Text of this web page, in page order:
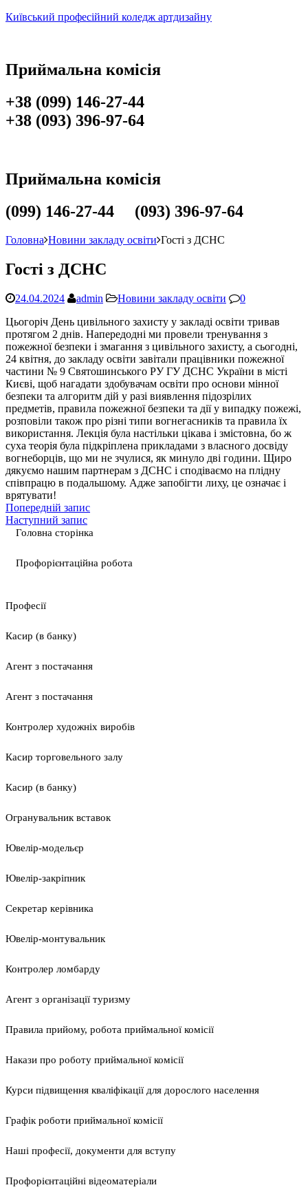
Київський професійний коледж артдизайну
Приймальна комісія
+38 (099) 146-27-44
+38 (093) 396-97-64
Приймальна комісія
(099) 146-27-44 (093) 396-97-64
Головна Новини закладу освіти Гості з ДСНС
Гості з ДСНС
24.04.2024 admin Новини закладу освіти
0
Цьогоріч День цивільного захисту у закладі освіти тривав
протягом 2 днів. Напередодні ми провели тренування з
пожежної безпеки і змагання з цивільного захисту, а сьогодні,
24 квітня, до закладу освіти завітали працівники пожежної
частини № 9 Святошинського РУ ГУ ДСНС України в місті
Києві, щоб нагадати здобувачам освіти про основи мінної
безпеки та алгоритм дій у разі виявлення підозрілих
предметів, правила пожежної безпеки та дії у випадку пожежі,
розповіли також про різні типи вогнегасників та правила їх
використання. Лекція була настільки цікава і змістовна, бо ж
суха теорія була підкріплена прикладами з власного досвіду
вогнеборців, що ми не зчулися, як минуло дві години. Щиро
дякуємо нашим партнерам з ДСНС і сподіваємо на плідну
співпрацю в подальшому. Адже запобігти лиху, це означає і
врятувати!
Попередній запис
Наступний запис
Головна сторінка
Профорієнтаційна робота
Професії
Касир (в банку)
Агент з постачання
Агент з постачання
Контролер художніх виробів
Касир торговельного залу
Касир (в банку)
Огранувальник вставок
Ювелір-модельєр
Ювелір-закріпник
Секретар керівника
Ювелір-монтувальник
Контролер ломбарду
Агент з організації туризму
Правила прийому, робота приймальної комісії
Накази про роботу приймальної комісії
Курси підвищення кваліфікації для дорослого населення
Графік роботи приймальної комісії
Наші професії, документи для вступу
Профорієнтаційні відеоматеріали